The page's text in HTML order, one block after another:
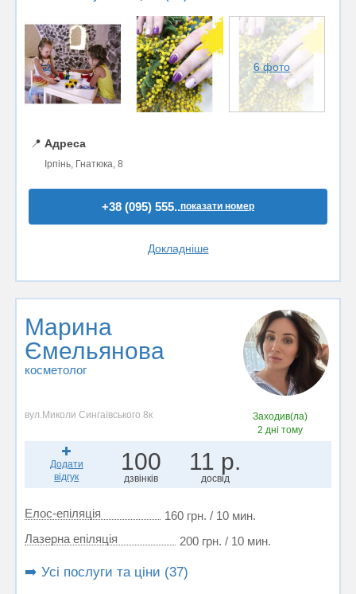
6 фото
📍 Адреса
Ірпінь, Гнатюка, 8
+38 (095) 555..показати номер
Докладніше
Марина
Ємельянова
косметолог
вул.Миколи Сингаївського 8к
Заходив(ла)
2 дні тому
Додати
відгук
100
дзвінків
11 р.
досвід
Елос-епіляція
160 грн. / 10 мин.
Лазерна епіляція
200 грн. / 10 мин.
➡️ Усі послуги та ціни (37)